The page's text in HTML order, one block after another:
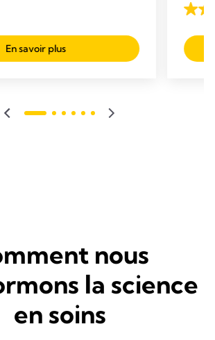
En savoir plus
4.2
sur
5
nous
la science
en soins